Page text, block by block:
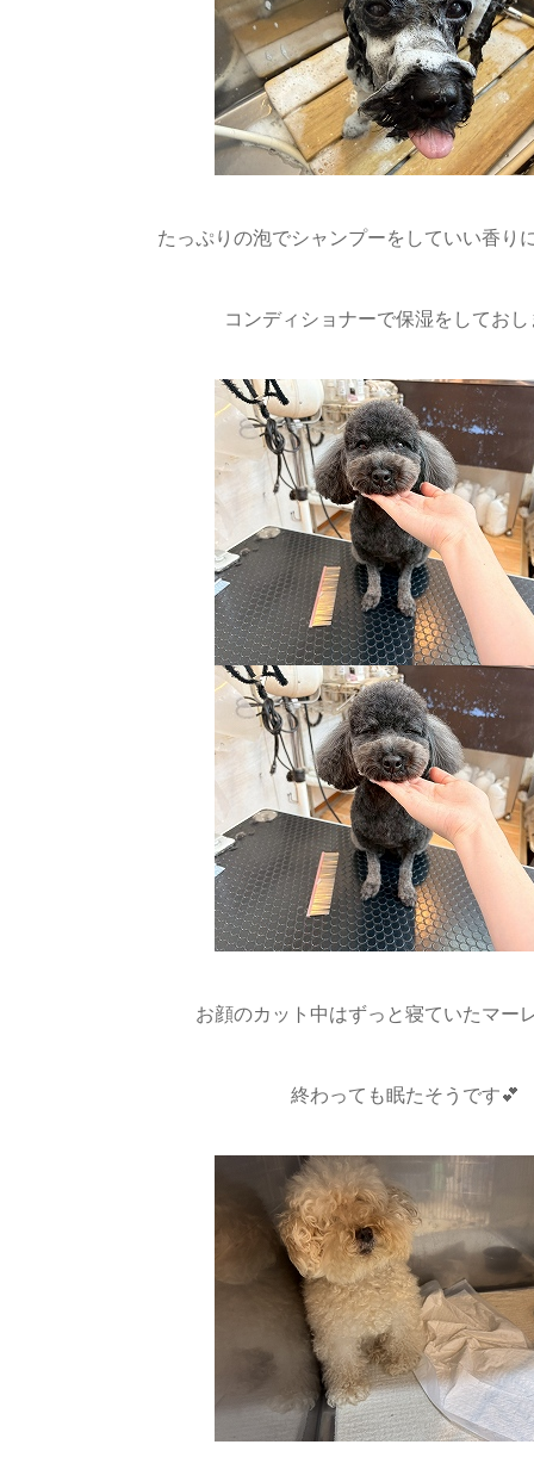
たっぷりの泡でシャンプーをしていい香り
コンディショナーで保湿をしてお
お顔のカット中はずっと寝ていたマー
終わっても眠たそうです💕